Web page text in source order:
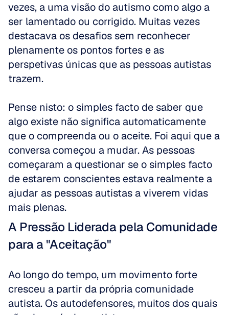
vezes, a uma visão do autismo como algo a
ser lamentado ou corrigido. Muitas vezes
destacava os desafios sem reconhecer
plenamente os pontos fortes e as
perspetivas únicas que as pessoas autistas
trazem.
Pense nisto: o simples facto de saber que
algo existe não significa automaticamente
que o compreenda ou o aceite. Foi aqui que a
conversa começou a mudar. As pessoas
começaram a questionar se o simples facto
de estarem conscientes estava realmente a
ajudar as pessoas autistas a viverem vidas
mais plenas.
A Pressão Liderada pela Comunidade
para a "Aceitação"
Ao longo do tempo, um movimento forte
cresceu a partir da própria comunidade
autista. Os autodefensores, muitos dos quais